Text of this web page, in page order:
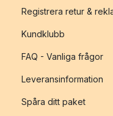
Registrera retur &
Kundklubb
FAQ - Vanliga frågor
Leveransinformation
Spåra ditt paket